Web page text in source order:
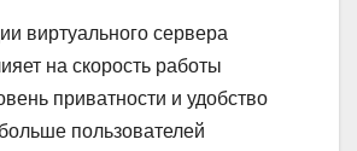
виртуального сервера
на скорость работы
приватности и удобство
пользователей